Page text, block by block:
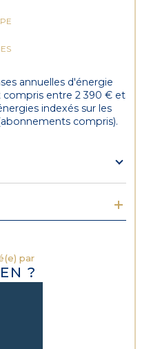
annuelles d'énergie
compris entre 2 390 € et
indexés sur les
compris).
par
?